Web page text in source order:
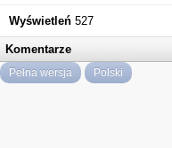
Wyświetleń 527
Komentarze
Pełna wersja Polski